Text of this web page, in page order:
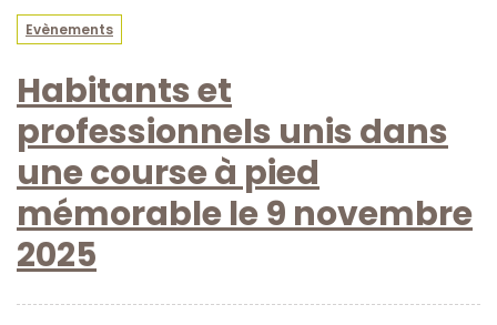
Evènements
Habitants et
professionnels unis dans
une course à pied
mémorable le 9 novembre
2025